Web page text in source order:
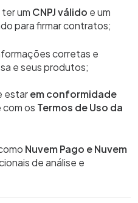
um CNPJ válido e um
para firmar contratos;
corretas e
e seus produtos;
estarem conformidade
com os Termos de Uso da
Nuvem Pago e Nuvem
de análise e